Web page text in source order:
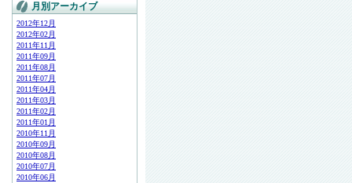
月別アーカイブ
2012年12月
2012年02月
2011年11月
2011年09月
2011年08月
2011年07月
2011年04月
2011年03月
2011年02月
2011年01月
2010年11月
2010年09月
2010年08月
2010年07月
2010年06月